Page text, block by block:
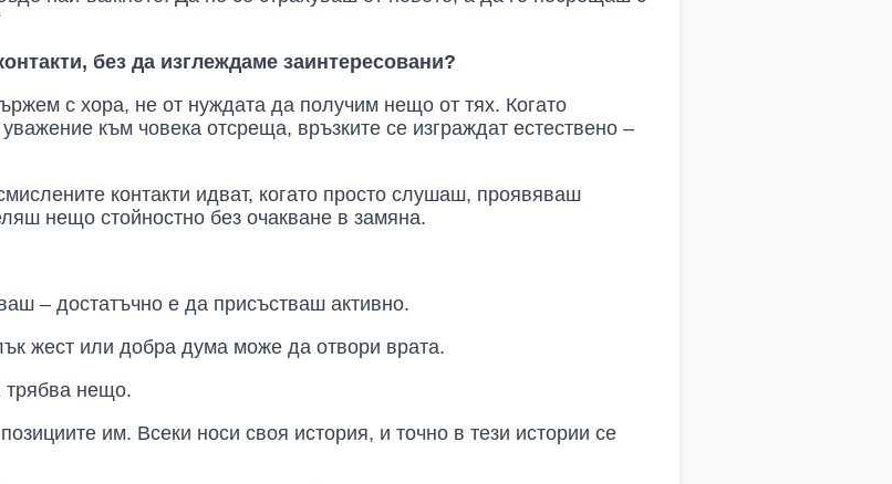
без да изглеждаме заинтересовани?
с хора, не от нуждата да получим нещо от тях. Когато
към човека отсреща, връзките се изграждат естествено –
контакти идват, когато просто слушаш, проявяваш
нещо стойностно без очакване в замяна.
– достатъчно е да присъстваш активно.
жест или добра дума може да отвори врата.
трябва нещо.
им. Всеки носи своя история, и точно в тези истории се